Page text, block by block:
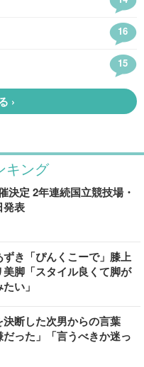
キング
決定 2年連続国立競技場・
発表
き「ぴんくこーで」膝上
脚「スタイル良くて脚が
い」
断した次男からの言葉
だった」「言うべきか迷っ